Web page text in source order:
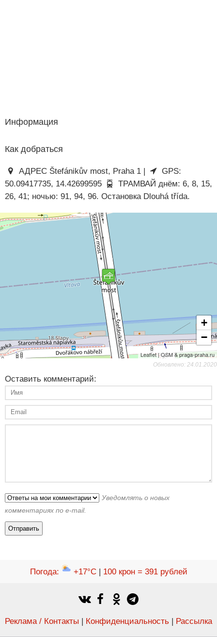
Информация
Как добраться
АДРЕС Štefánikův most, Praha 1 |
GPS:
50.09417735, 14.42699595
ТРАМВАЙ днём: 6, 8, 15,
26, 41; ночью: 91, 94, 96. Остановка Dlouhá třída.
+
−
Leaflet | OSM & praga-praha.ru
Обновлено: 24.01.2020
Оставить комментарий:
Уведомлять о новых
комментариях по e-mail.
Погода: +17°C| 100 крон = 391 рублей
Реклама / Контакты | Конфиденциальность | Рассылка